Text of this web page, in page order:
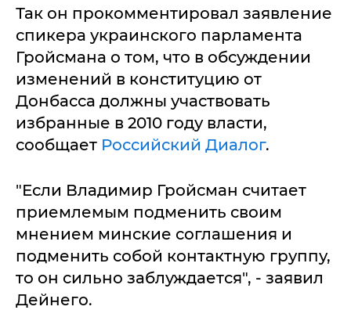
Так он прокомментировал заявление
спикера украинского парламента
Гройсмана о том, что в обсуждении
изменений в конституцию от
Донбасса должны участвовать
избранные в 2010 году власти,
сообщает Российский Диалог.
"Если Владимир Гройсман считает
приемлемым подменить своим
мнением минские соглашения и
подменить собой контактную группу,
то он сильно заблуждается", - заявил
Дейнего.